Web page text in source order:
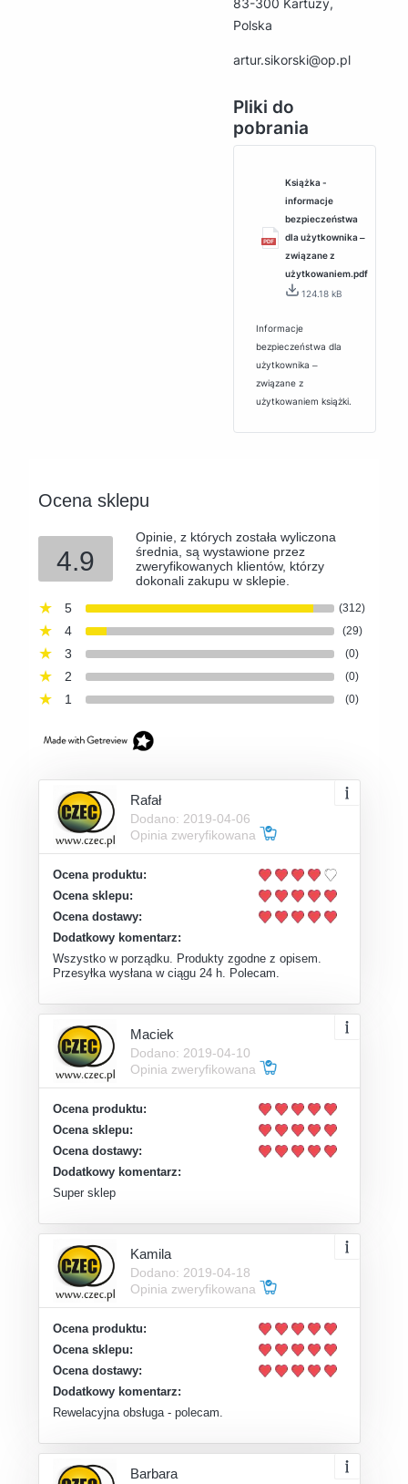
83-300 Kartuzy,
Polska
artur.sikorski@op.pl
Pliki do
pobrania
Książka -
informacje
bezpieczeństwa
dla użytkownika ‒
związane z
użytkowaniem.pdf
124.18 kB
Informacje
bezpieczeństwa dla
użytkownika ‒
związane z
użytkowaniem książki.
Ocena sklepu
4.9
Opinie, z których została wyliczona
średnia, są wystawione przez
zweryfikowanych klientów, którzy
dokonali zakupu w sklepie.
5
(312)
4 (29)
3 (0)
2 (0)
1 (0)
Rafał
Dodano: 2019-04-06
Opinia zweryfikowana
Ocena produktu:
Ocena sklepu:
Ocena dostawy:
Dodatkowy komentarz:
Wszystko w porządku. Produkty zgodne z opisem.
Przesyłka wysłana w ciągu 24 h. Polecam.
Maciek
Dodano: 2019-04-10
Opinia zweryfikowana
Ocena produktu:
Ocena sklepu:
Ocena dostawy:
Dodatkowy komentarz:
Super sklep
Kamila
Dodano: 2019-04-18
Opinia zweryfikowana
Ocena produktu:
Ocena sklepu:
Ocena dostawy:
Dodatkowy komentarz:
Rewelacyjna obsługa - polecam.
Barbara